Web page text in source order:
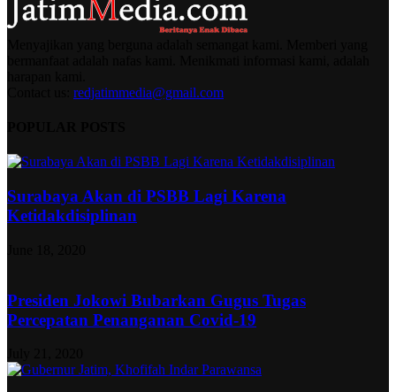
redjatimmedia@gmail.com
Surabaya Akan di PSBB Lagi Karena
Ketidakdisiplinan
Presiden Jokowi Bubarkan Gugus Tugas
Percepatan Penanganan Covid-19